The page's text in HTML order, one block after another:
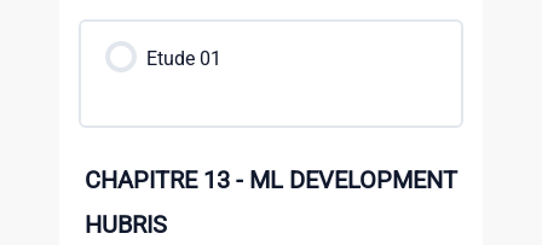
Etude 01
CHAPITRE 13 - ML DEVELOPMENT
HUBRIS